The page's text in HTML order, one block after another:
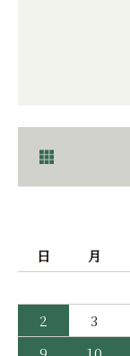
日
月
2
3